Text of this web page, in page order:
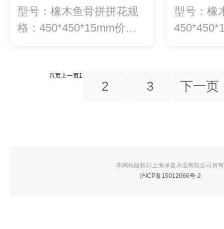
型号：橡木鱼骨拼拼花规
格：450*450*15mm价
型号：橡
首页上一页1
2 3 下一页
本网站版权归上海泽喜木业有限公司所有
沪ICP备15012066号-2